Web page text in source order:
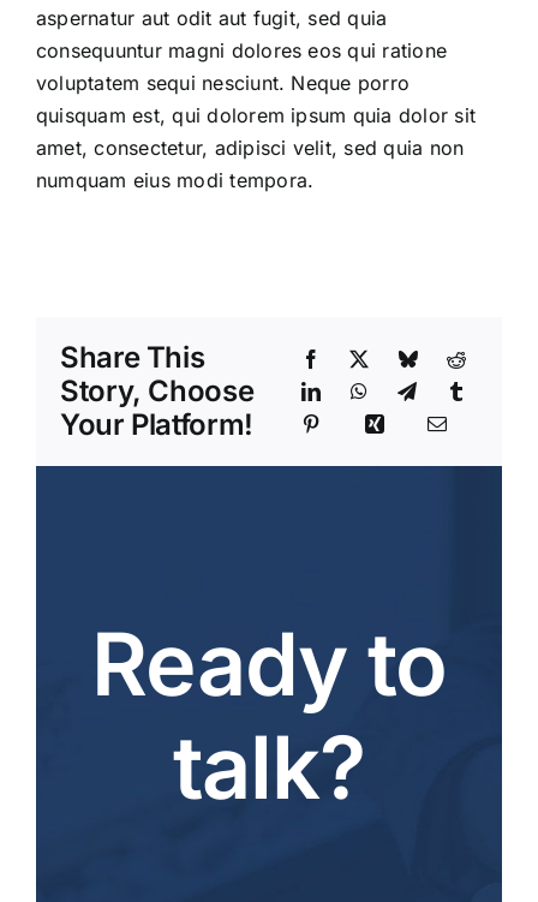
aspernatur aut odit aut fugit, sed quia
consequuntur magni dolores eos qui ratione
voluptatem sequi nesciunt. Neque porro
quisquam est, qui dolorem ipsum quia dolor sit
amet, consectetur, adipisci velit, sed quia non
numquam eius modi tempora.
Share This
Story, Choose
Your Platform!
Ready to
talk?